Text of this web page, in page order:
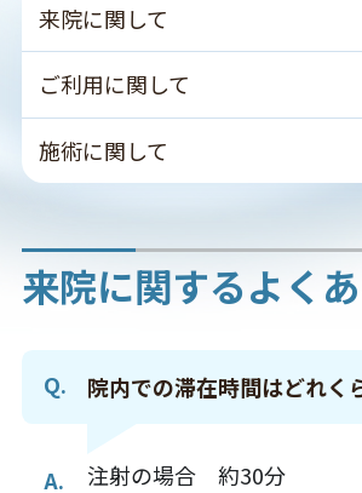
来院に関して
ご利用に関して
施術に関して
来院に関するよく
院内での滞在時間はどれく
注射の場合 約30分